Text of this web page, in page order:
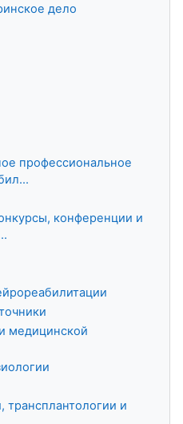
дело
профессиональное
конференции и
медицинской
и